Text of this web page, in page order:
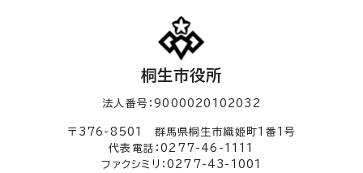
桐生市役所
法人番号：9000020102032
〒376-8501 群馬県桐生市織姫町1番1号
代表電話：0277-46-1111
ファクシミリ：0277-43-1001